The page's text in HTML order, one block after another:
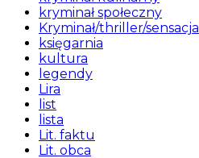
kryminał społeczny
Kryminał/thriller/sensacja
księgarnia
kultura
legendy
Lira
list
lista
Lit. faktu
Lit. obca